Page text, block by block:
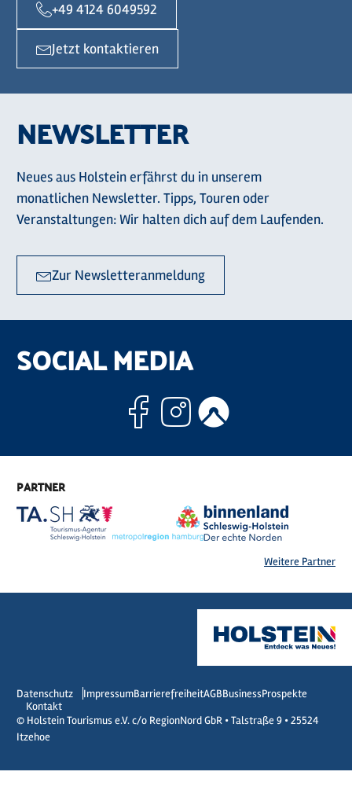
+49 4124 6049592
Jetzt kontaktieren
NEWSLETTER
Neues aus Holstein erfährst du in unserem
monatlichen Newsletter. Tipps, Touren oder
Veranstaltungen: Wir halten dich auf dem Laufenden.
Zur Newsletteranmeldung
SOCIAL MEDIA
Facebook
Instagram
PARTNER
Weitere Partner
Datenschutz ImpressumBarrierefreiheitAGBBusinessProspekte
Kontakt
© Holstein Tourismus e.V. c/o RegionNord GbR • Talstraße 9 • 25524
Itzehoe